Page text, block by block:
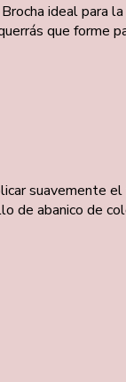
ideal para
que forme
suavemente
de abanico de